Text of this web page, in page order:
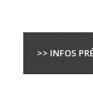
>> INFOS